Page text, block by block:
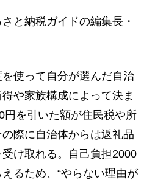
と納税ガイドの編集長・
を使って自分が選んだ自治
や家族構成によって決ま
円を引いた額が住民税や所
際に自治体からは返礼品
け取れる。自己負担2000
るため、“やらない理由が